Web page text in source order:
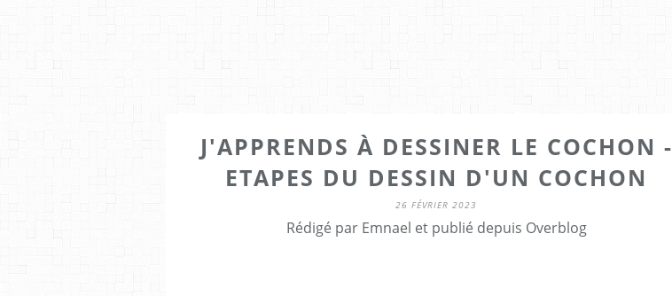
J'APPRENDS À DESSINER LE COCHON -
ETAPES DU DESSIN D'UN COCHON
26 FÉVRIER 2023
Rédigé par Emnael et publié depuis Overblog